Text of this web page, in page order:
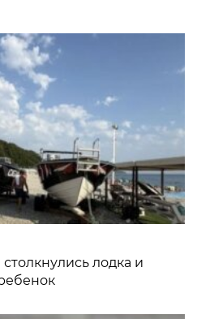
лодка и